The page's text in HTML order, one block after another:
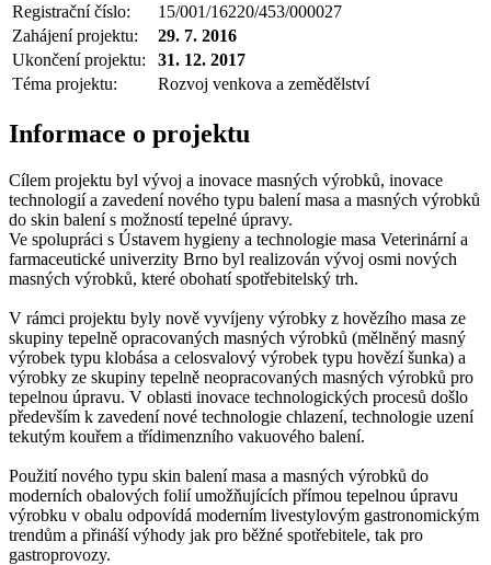
Registrační číslo:
15/001/16220/453/000027
Zahájení projektu:
29. 7. 2016
Ukončení projektu:
31. 12. 2017
Téma projektu:
Rozvoj venkova a zemědělství
Informace o projektu
Cílem projektu byl vývoj a inovace masných výrobků, inovace
technologií a zavedení nového typu balení masa a masných výrobků
do skin balení s možností tepelné úpravy.
Ve spolupráci s Ústavem hygieny a technologie masa Veterinární a
farmaceutické univerzity Brno byl realizován vývoj osmi nových
masných výrobků, které obohatí spotřebitelský trh.
V rámci projektu byly nově vyvíjeny výrobky z hovězího masa ze
skupiny tepelně opracovaných masných výrobků (mělněný masný
výrobek typu klobása a celosvalový výrobek typu hovězí šunka) a
výrobky ze skupiny tepelně neopracovaných masných výrobků pro
tepelnou úpravu. V oblasti inovace technologických procesů došlo
především k zavedení nové technologie chlazení, technologie uzení
tekutým kouřem a třídimenzního vakuového balení.
Použití nového typu skin balení masa a masných výrobků do
moderních obalových folií umožňujících přímou tepelnou úpravu
výrobku v obalu odpovídá moderním livestylovým gastronomickým
trendům a přináší výhody jak pro běžné spotřebitele, tak pro
gastroprovozy.